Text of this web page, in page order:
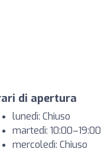
di apertura
lunedì: Chiuso
martedì: 10:00–19:00
mercoledì: Chiuso